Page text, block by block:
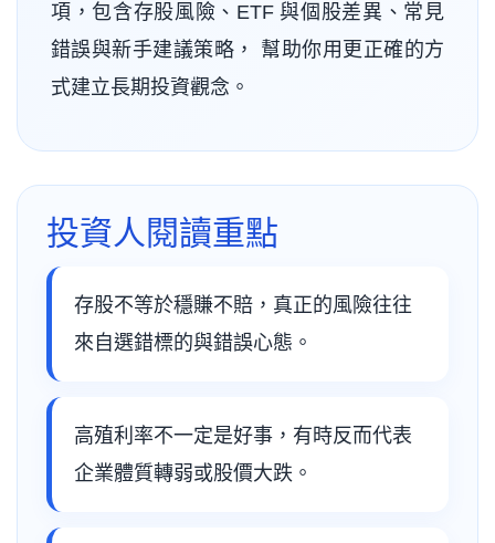
項，包含存股風險、ETF 與個股差異、常見
錯誤與新手建議策略， 幫助你用更正確的方
式建立長期投資觀念。
投資人閱讀重點
存股不等於穩賺不賠，真正的風險往往
來自選錯標的與錯誤心態。
高殖利率不一定是好事，有時反而代表
企業體質轉弱或股價大跌。